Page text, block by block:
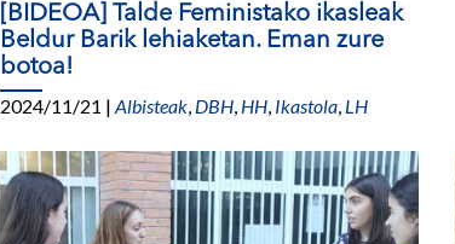
[BIDEOA] Talde Feministako ikasleak
Beldur Barik lehiaketan. Eman zure
botoa!
2024/11/21 |Albisteak DBH HH Ikastola LH